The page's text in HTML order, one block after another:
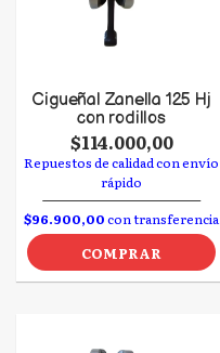
Cigueñal Zanella 125 Hj
con rodillos
$114.000,00
Repuestos de calidad con envío
rápido
$96.900,00con transferencia
COMPRAR